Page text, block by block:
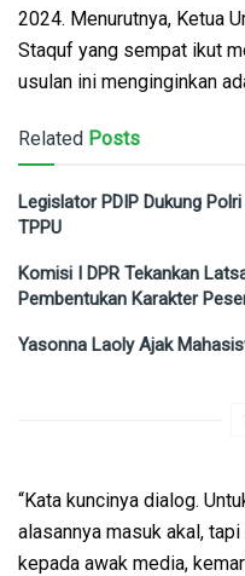
2024. Menurutnya, Ketua
Staquf yang sempat ikut
usulan ini menginginkan
Related Posts
Legislator PDIP Dukung
TPPU
Komisi I DPR Tekankan
Pembentukan Karakter
Yasonna Laoly Ajak
“Kata kuncinya dialog.
alasannya masuk akal,
kepada awak media,